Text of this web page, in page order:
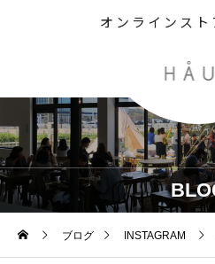
オンラインス
ブログ INSTAGRAM